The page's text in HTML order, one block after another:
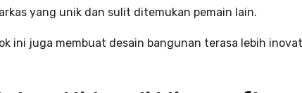
yang unik dan sulit ditemukan pemain lain.
ini juga membuat desain bangunan terasa lebih